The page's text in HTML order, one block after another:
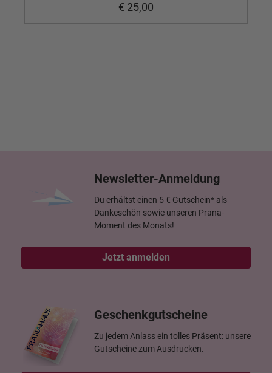
€ 25,00
Newsletter-Anmeldung
Du erhältst einen 5 € Gutschein* als
Dankeschön sowie unseren Prana-
Moment des Monats!
Jetzt anmelden
Geschenkgutscheine
Zu jedem Anlass ein tolles Präsent: unsere
Gutscheine zum Ausdrucken.